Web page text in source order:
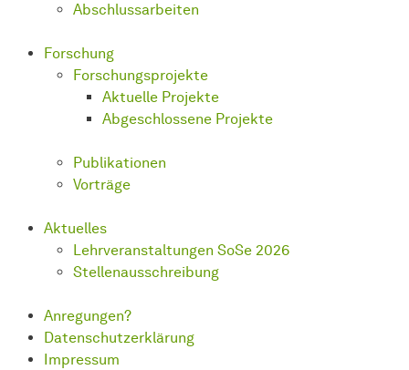
Abschlussarbeiten
Forschung
Forschungsprojekte
Aktuelle Projekte
Abgeschlossene Projekte
Publikationen
Vorträge
Aktuelles
Lehrveranstaltungen SoSe 2026
Stellenausschreibung
Anregungen?
Datenschutzerklärung
Impressum